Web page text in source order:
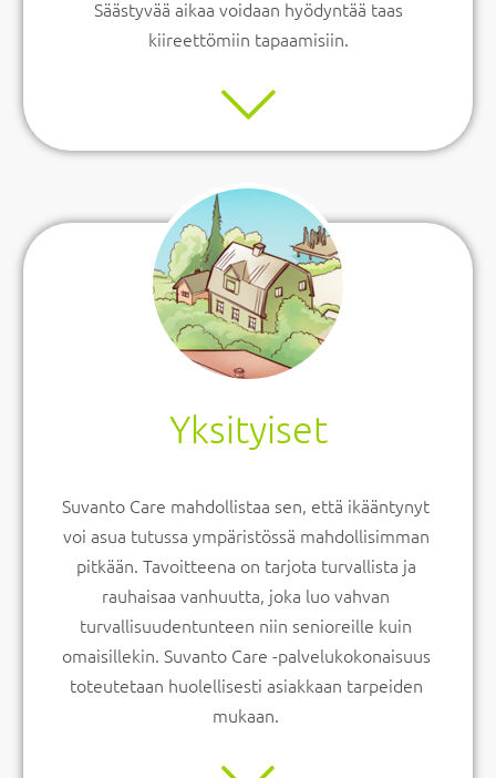
Säästyvää aikaa voidaan hyödyntää taas
kiireettömiin tapaamisiin.
Yksityiset
Suvanto Care mahdollistaa sen, että ikääntynyt
voi asua tutussa ympäristössä mahdollisimman
pitkään. Tavoitteena on tarjota turvallista ja
rauhaisaa vanhuutta, joka luo vahvan
turvallisuudentunteen niin senioreille kuin
omaisillekin. Suvanto Care -palvelukokonaisuus
toteutetaan huolellisesti asiakkaan tarpeiden
mukaan.